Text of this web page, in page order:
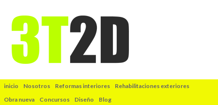
inicio Nosotros Reformas interiores
Rehabilitaciones exteriores
Obra nueva
Concursos Diseño Blog